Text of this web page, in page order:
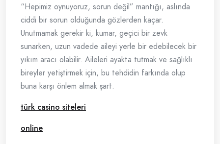
“Hepimiz oynuyoruz, sorun değil” mantığı, aslında
ciddi bir sorun olduğunda gözlerden kaçar.
Unutmamak gerekir ki, kumar, geçici bir zevk
sunarken, uzun vadede aileyi yerle bir edebilecek bir
yıkım aracı olabilir. Aileleri ayakta tutmak ve sağlıklı
bireyler yetiştirmek için, bu tehdidin farkında olup
buna karşı önlem almak şart.
türk casino siteleri
online